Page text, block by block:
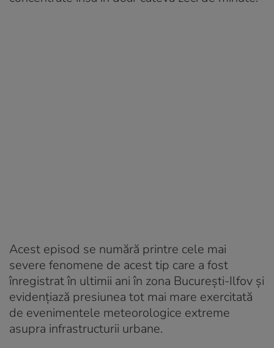
Acest episod se numără printre cele mai
severe fenomene de acest tip care a fost
înregistrat în ultimii ani în zona Bucureşti-Ilfov şi
evidenţiază presiunea tot mai mare exercitată
de evenimentele meteorologice extreme
asupra infrastructurii urbane.